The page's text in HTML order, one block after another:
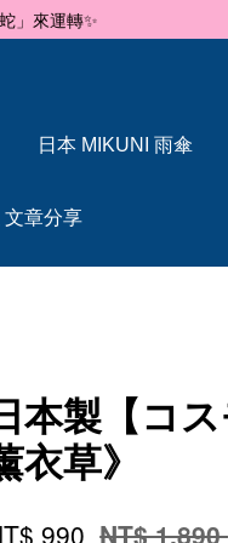
」來運轉✨
日本 MIKUNI 雨傘
文章分享
本製【コ
衣草》
990 NT$ 1,890